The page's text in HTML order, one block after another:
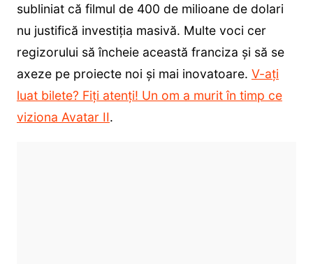
subliniat că filmul de 400 de milioane de dolari
nu justifică investiția masivă. Multe voci cer
regizorului să încheie această franciza și să se
axeze pe proiecte noi și mai inovatoare. V-ați
luat bilete? Fiți atenți! Un om a murit în timp ce
viziona Avatar II.